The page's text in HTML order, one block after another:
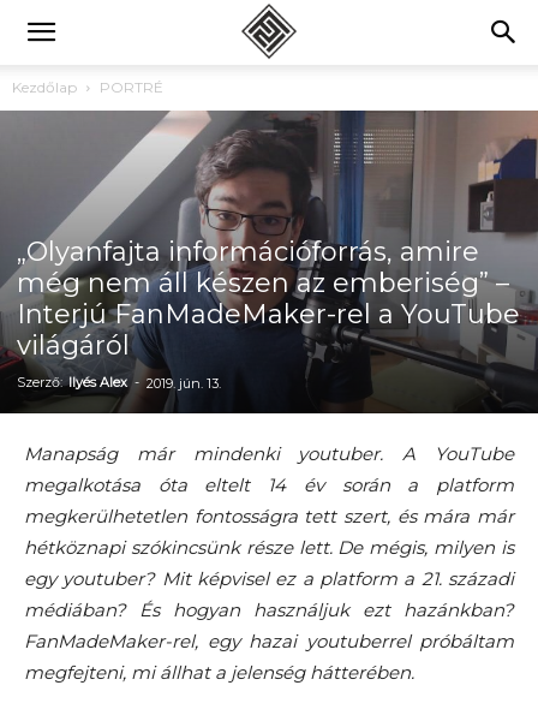
Kezdőlap PORTRÉ
„Olyanfajta információforrás, amire
még nem áll készen az emberiség” –
Interjú FanMadeMaker-rel a YouTube
világáról
Szerző:Ilyés Alex - 2019. jún. 13.
Manapság már mindenki youtuber. A YouTube
megalkotása óta eltelt 14 év során a platform
megkerülhetetlen fontosságra tett szert, és mára már
hétköznapi szókincsünk része lett. De mégis, milyen is
egy youtuber? Mit képvisel ez a platform a 21. századi
médiában? És hogyan használjuk ezt hazánkban?
FanMadeMaker-rel, egy hazai youtuberrel próbáltam
megfejteni, mi állhat a jelenség hátterében.